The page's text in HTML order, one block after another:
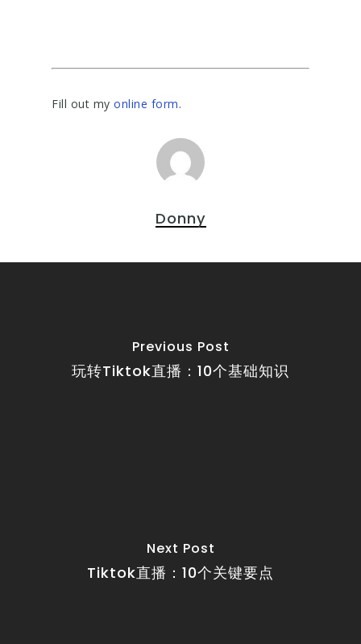
Fill out my online form.
Donny
Previous Post
玩转Tiktok直播：10个基础知识
Next Post
Tiktok直播：10个关键要点